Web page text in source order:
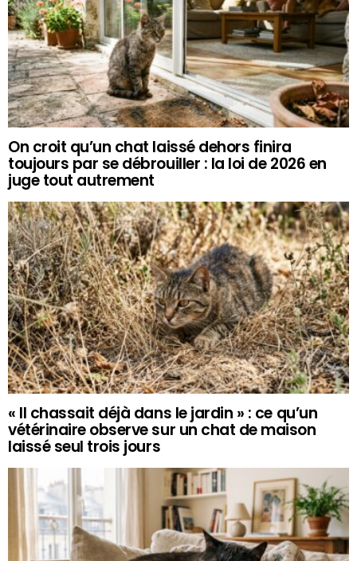
On croit qu’un chat laissé dehors finira
toujours par se débrouiller : la loi de 2026 en
juge tout autrement
« Il chassait déjà dans le jardin » : ce qu’un
vétérinaire observe sur un chat de maison
laissé seul trois jours